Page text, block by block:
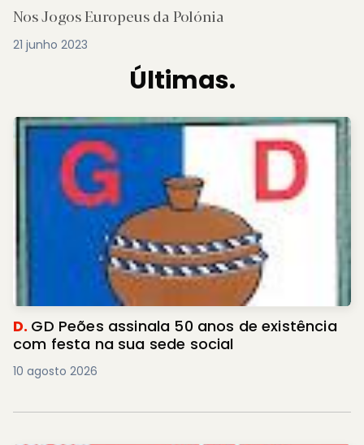
Nos Jogos Europeus da Polónia
21 junho 2023
Últimas.
D. GD Peões assinala 50 anos de existência
com festa na sua sede social
10 agosto 2026